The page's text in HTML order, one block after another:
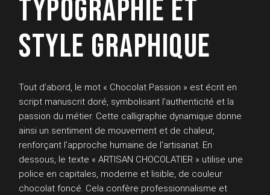
TYPOGRAPHIE ET
STYLE GRAPHIQUE
Tout d’abord, le mot « Chocolat Passion » est écrit en
script manuscrit doré, symbolisant l’authenticité et la
passion du métier. Cette calligraphie dynamique donne
ainsi un sentiment de mouvement et de chaleur,
renforçant l’approche humaine de l’artisanat. En
dessous, le texte « ARTISAN CHOCOLATIER » utilise une
police en capitales, moderne et lisible, de couleur
chocolat foncé. Cela confère professionnalisme et